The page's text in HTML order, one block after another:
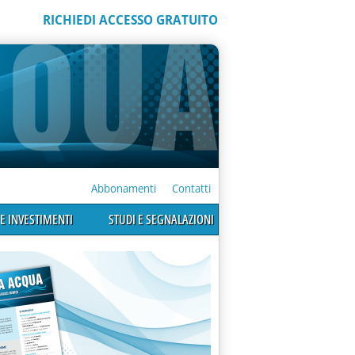
RICHIEDI ACCESSO GRATUITO
Abbonamenti Contatti
INVESTIMENTI STUDI E SEGNALAZIONI